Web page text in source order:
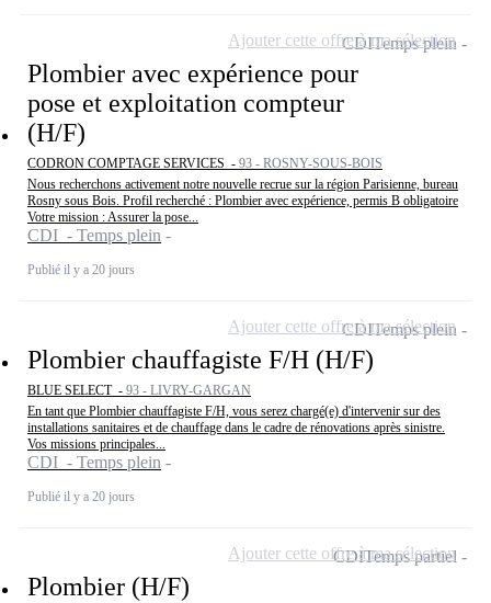
Plombier avec expérience pour
pose et exploitation compteur
(H/F)
CODRON COMPTAGE SERVICES - 93 - ROSNY-SOUS-BOIS
Nous recherchons activement notre nouvelle recrue sur la région Parisienne, bureau
Rosny sous Bois. Profil recherché : Plombier avec expérience, permis B obligatoire
Votre mission : Assurer la pose...
CDI - Temps plein
Publié il y a 20 jours
CDITemps plein
Ajouter cette offre à ma sélection
Plombier chauffagiste F/H (H/F)
BLUE SELECT - 93 - LIVRY-GARGAN
En tant que Plombier chauffagiste F/H, vous serez chargé(e) d'intervenir sur des
installations sanitaires et de chauffage dans le cadre de rénovations après sinistre.
Vos missions principales...
CDI - Temps plein
Publié il y a 20 jours
CDITemps plein
Ajouter cette offre à ma sélection
Plombier (H/F)
CDITemps partiel
Ajouter cette offre à ma sélection